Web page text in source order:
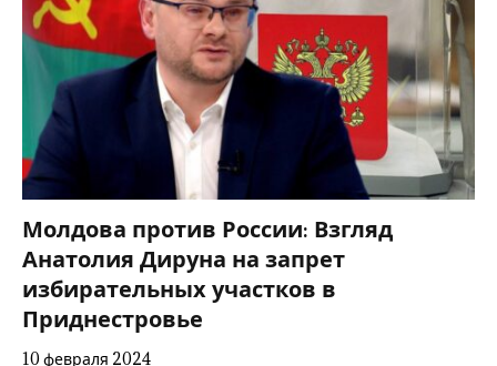
Молдова против России: Взгляд
Анатолия Дируна на запрет
избирательных участков в
Приднестровье
10 февраля 2024